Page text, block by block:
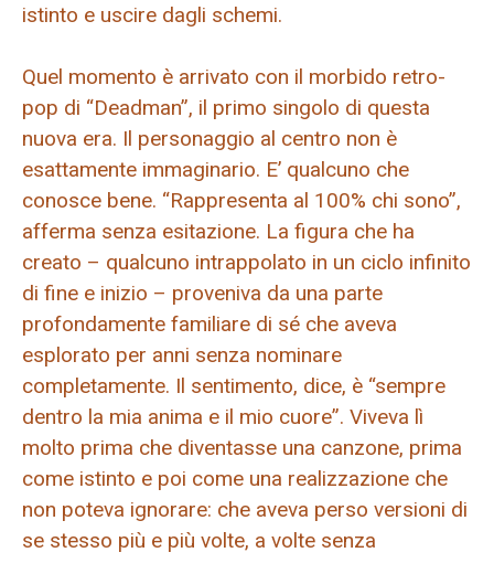
istinto e uscire dagli schemi.
Quel momento è arrivato con il morbido retro-
pop di “Deadman”, il primo singolo di questa
nuova era. Il personaggio al centro non è
esattamente immaginario. E’ qualcuno che
conosce bene. “Rappresenta al 100% chi sono”,
afferma senza esitazione. La figura che ha
creato – qualcuno intrappolato in un ciclo infinito
di fine e inizio – proveniva da una parte
profondamente familiare di sé che aveva
esplorato per anni senza nominare
completamente. Il sentimento, dice, è “sempre
dentro la mia anima e il mio cuore”. Viveva lì
molto prima che diventasse una canzone, prima
come istinto e poi come una realizzazione che
non poteva ignorare: che aveva perso versioni di
se stesso più e più volte, a volte senza